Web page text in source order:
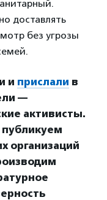
доставлять
без угрозы
и прислали в
—
активисты.
организаций